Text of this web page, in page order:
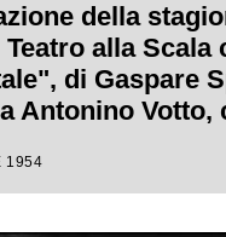
della
Teatro alla Scala
di Gaspare
Antonino Votto,
1954